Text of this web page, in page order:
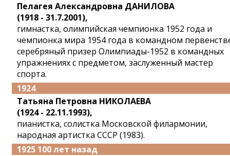
Пелагея Александровна ДАНИЛОВА
(1918 - 31.7.2001),
гимнастка, олимпийская чемпионка 1952 года и
чемпионка мира 1954 года в командном
серебряный призер Олимпиады-1952 в командных
упражнениях с предметом, заслуженный мастер
спорта.
1924
Татьяна Петровна НИКОЛАЕВА
(1924 - 22.11.1993),
пианистка, солистка Московской филармонии,
народная артистка СССР (1983).
1925 100 лет назад